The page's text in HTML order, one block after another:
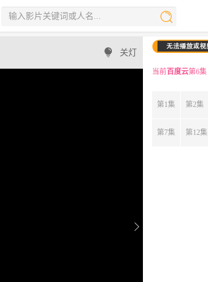
关灯
当前百度云第6集
第1集 第2集
第7集 第12集